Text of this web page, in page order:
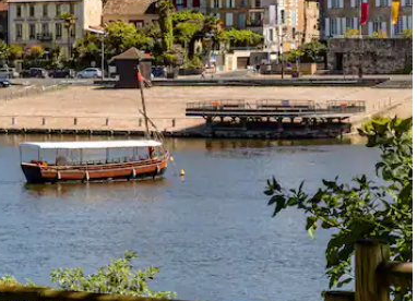
omhoog en omlaag, óf door te tikken of swipen.